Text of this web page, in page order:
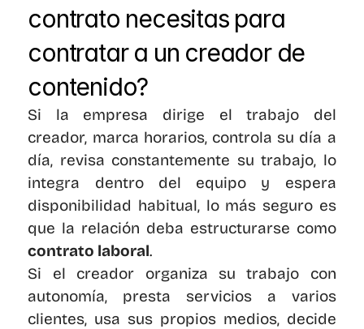
contrato necesitas para
contratar a un creador de
contenido?
Si la empresa dirige el trabajo del
creador, marca horarios, controla su día a
día, revisa constantemente su trabajo, lo
integra dentro del equipo y espera
disponibilidad habitual, lo más seguro es
que la relación deba estructurarse como
contrato laboral.
Si el creador organiza su trabajo con
autonomía, presta servicios a varios
clientes, usa sus propios medios, decide